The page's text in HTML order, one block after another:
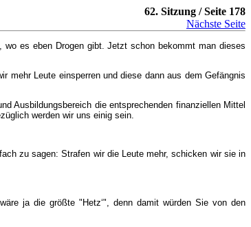
62. Sitzung / Seite 178
Nächste Seite
wo es eben Drogen gibt. Jetzt schon bekommt man dieses
mehr Leute einsperren und diese dann aus dem Gefängnis
Ausbildungsbereich die entsprechenden finanziellen Mittel
werden wir uns einig sein.
zu sagen: Strafen wir die Leute mehr, schicken wir sie in
ja die größte "Hetz‘", denn damit würden Sie von den